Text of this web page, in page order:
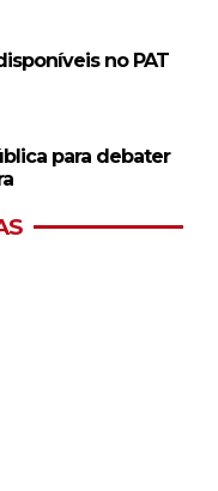
no PAT
para debater